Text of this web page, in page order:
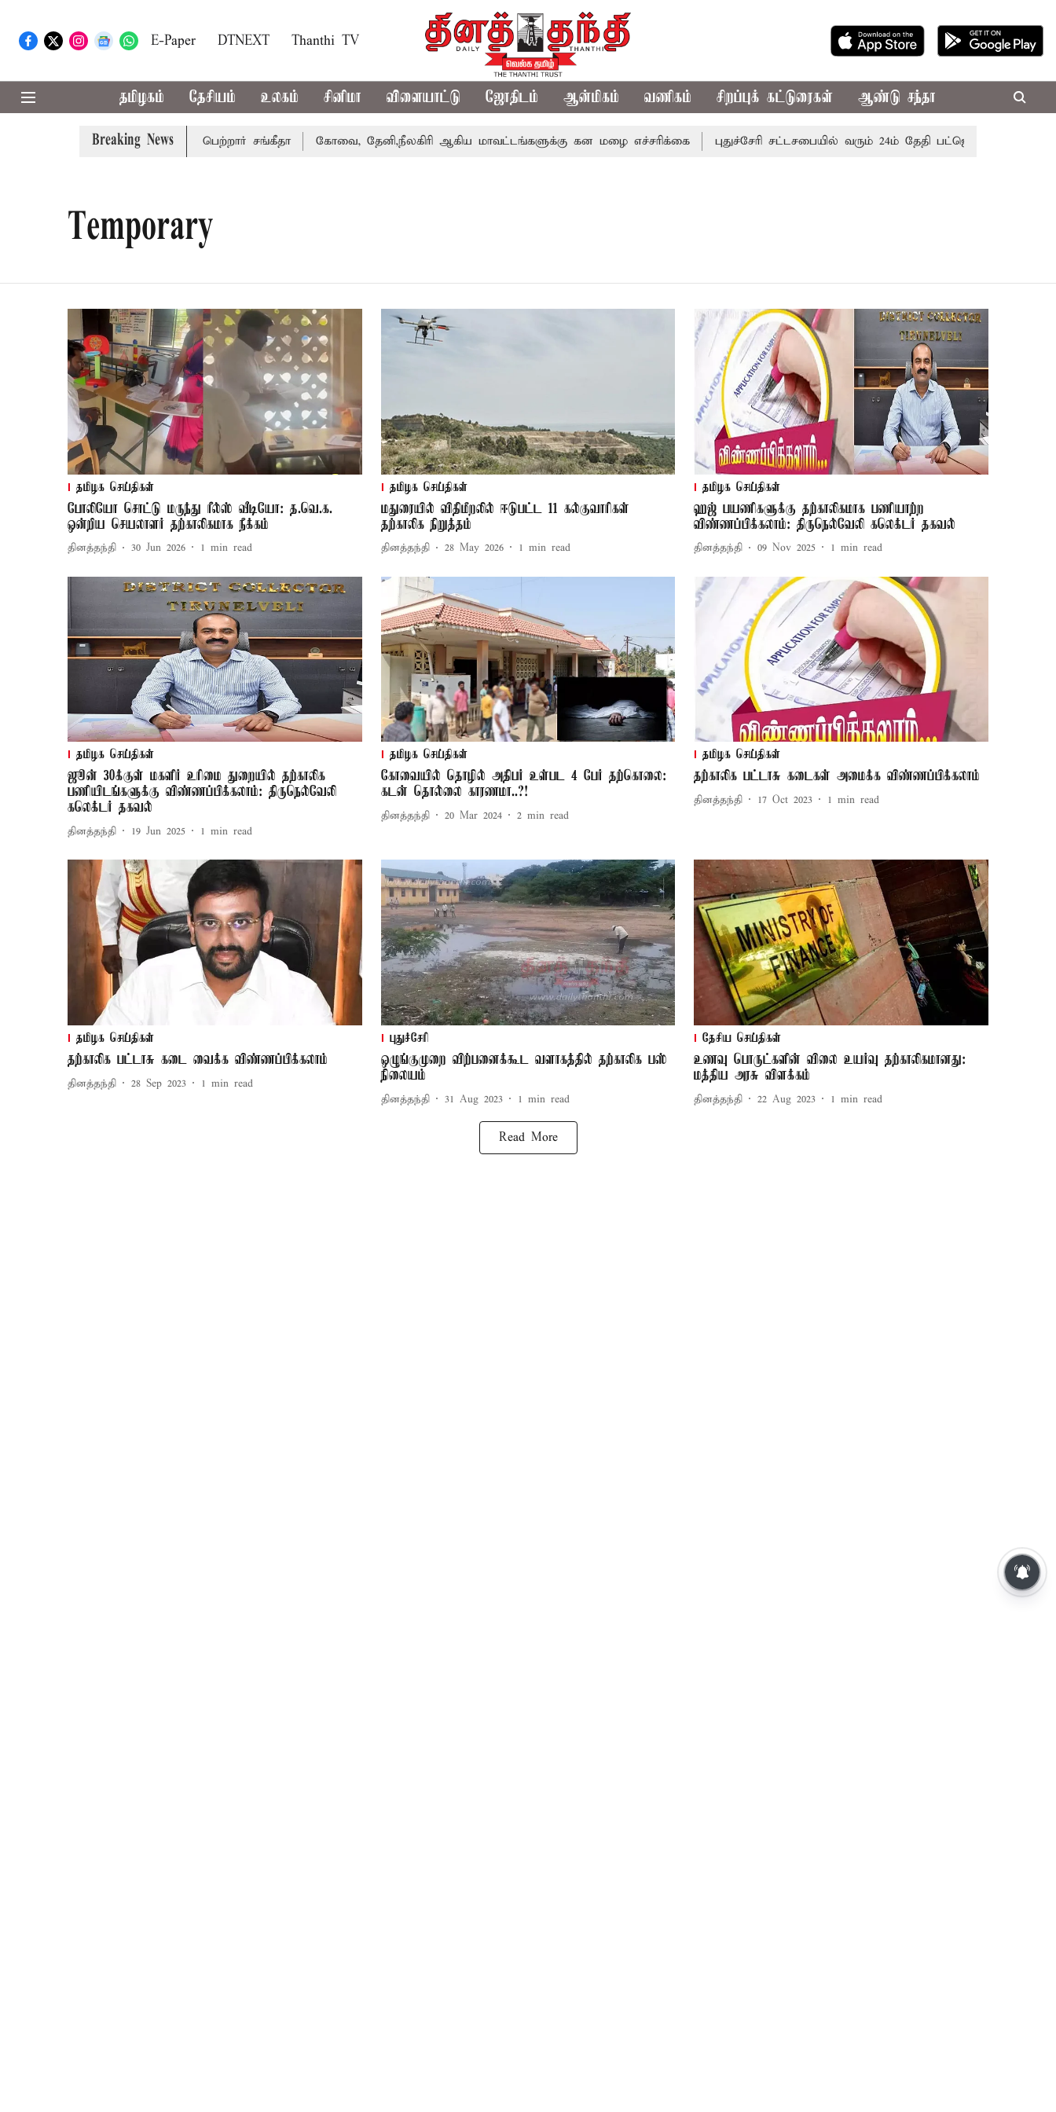
E-Paper DTNEXT Thanthi TV
தமிழகம் தேசியம் உலகம் சினிமா விளையாட்டு ஜோதிடம் ஆன்மிகம் வணிகம் சிறப்புக் கட்டுரைகள் ஆண்டு சந்தா
Breaking News
விவாகரத்து வழக்கை வாபஸ் பெற்றார் சங்கீதா கோவை, தேனி,நீலகிரி ஆகிய மாவட்டங்களுக்கு கன மழை எச்சரிக்கை புதுச்சேரி சட்டசபையில் வரும் 24ம் தேதி பட்ஜெட் தாக்கல்
Temporary
தமிழக செய்திகள்
போலியோ சொட்டு மருந்து ரீல்ஸ் வீடியோ: த.வெ.க.
ஒன்றிய செயலாளர் தற்காலிகமாக நீக்கம்
தினத்தந்தி 30 Jun 2026 1 min read
தமிழக செய்திகள்
மதுரையில் விதிமீறலில் ஈடுபட்ட 11 கல்குவாரிகள்
தற்காலிக நிறுத்தம்
தினத்தந்தி 28 May 2026 1 min read
தமிழக செய்திகள்
ஹஜ் பயணிகளுக்கு தற்காலிகமாக பணியாற்ற
விண்ணப்பிக்கலாம்: திருநெல்வேலி கலெக்டர் தகவல்
தினத்தந்தி 09 Nov 2025 1 min read
தமிழக செய்திகள்
ஜூன் 30க்குள் மகளிர் உரிமை துறையில் தற்காலிக
பணியிடங்களுக்கு விண்ணப்பிக்கலாம்: திருநெல்வேலி
கலெக்டர் தகவல்
தினத்தந்தி 19 Jun 2025 1 min read
தமிழக செய்திகள்
கோவையில் தொழில் அதிபர் உள்பட 4 பேர் தற்கொலை:
கடன் தொல்லை காரணமா..?!
தினத்தந்தி 20 Mar 2024 2 min read
தமிழக செய்திகள்
தற்காலிக பட்டாசு கடைகள் அமைக்க விண்ணப்பிக்கலாம்
தினத்தந்தி 17 Oct 2023 1 min read
தமிழக செய்திகள்
தற்காலிக பட்டாசு கடை வைக்க விண்ணப்பிக்கலாம்
தினத்தந்தி 28 Sep 2023 1 min read
புதுச்சேரி
ஒழுங்குமுறை விற்பனைக்கூட வளாகத்தில் தற்காலிக பஸ்
நிலையம்
தினத்தந்தி 31 Aug 2023 1 min read
தேசிய செய்திகள்
உணவு பொருட்களின் விலை உயர்வு தற்காலிகமானது:
மத்திய அரசு விளக்கம்
தினத்தந்தி 22 Aug 2023 1 min read
Read More